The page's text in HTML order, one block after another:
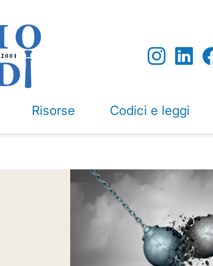
Risorse Codici e leggi